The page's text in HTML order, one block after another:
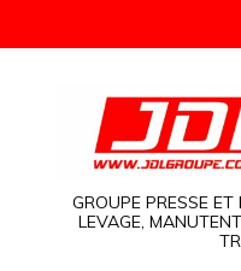
to
GROUPE PRESSE ET
LEVAGE,